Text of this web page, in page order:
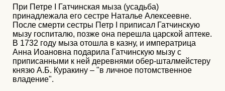
При Петре I Гатчинская мыза (усадьба)
принадлежала его сестре Наталье Алексеевне.
После смерти сестры Петр I приписал Гатчинскую
мызу госпиталю, позже она перешла царской аптеке.
В 1732 году мыза отошла в казну, и императрица
Анна Иоановна подарила Гатчинскую мызу с
приписанными к ней деревнями обер-шталмейстеру
князю А.Б. Куракину – "в личное потомственное
владение".